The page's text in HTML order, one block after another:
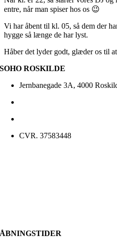
entre, når man spiser hos os 😉
Vi har åbent til kl. 05, så dem der
hygge så længe de har lyst.
Håber det lyder godt, glæder os til
SOHO ROSKILDE
Jernbanegade 3A, 4000
CVR. 37583448
ÅBNINGSTIDER